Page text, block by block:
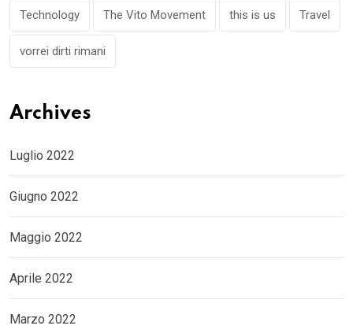
Technology The Vito Movement this is us Travel
vorrei dirti rimani
Archives
Luglio 2022
Giugno 2022
Maggio 2022
Aprile 2022
Marzo 2022